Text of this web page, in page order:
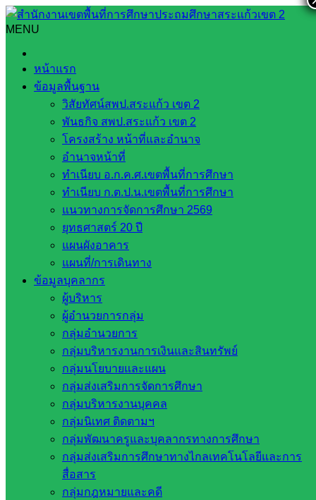
Skip
to
content
MENU
หน้าแรก
ข้อมูลพื้นฐาน
วิสัยทัศน์สพป.สระแก้ว เขต 2
พันธกิจ สพป.สระแก้ว เขต 2
โครงสร้าง หน้าที่และอำนาจ
อำนาจหน้าที่
ทำเนียบ อ.ก.ค.ศ.เขตพื้นที่การศึกษา
ทำเนียบ ก.ต.ป.น.เขตพื้นที่การศึกษา
แนวทางการจัดการศึกษา 2569
ยุทธศาสตร์ 20 ปี
แผนผังอาคาร
แผนที่/การเดินทาง
ข้อมูลบุคลากร
ผู้บริหาร
ผู้อำนวยการกลุ่ม
กลุ่มอำนวยการ
กลุ่มบริหารงานการเงินและสินทรัพย์
กลุ่มนโยบายและแผน
กลุ่มส่งเสริมการจัดการศึกษา
กลุ่มบริหารงานบุคคล
กลุ่มนิเทศ ติดตามฯ
กลุ่มพัฒนาครูและบุคลากรทางการศึกษา
กลุ่มส่งเสริมการศึกษาทางไกลเทคโนโลยีและการ
สื่อสาร
กลุ่มกฎหมายและคดี
Search
การดำเนินการตรวจสอบภายในระดับสถานศึกษา ปีงบประมาณ
2568
การดำเนินการตรวจสอบภายในระดับ
สถานศึกษา ปีงบประมาณ 2568
เมษายน 2, 2025เมษายน 2, 2025
นภษร สิงห์หัดชัย
หน่วยตรวจสอบภายใน,แจ้งข่าวจากเขตพื้นที่
วันที่ 27 มีนาคม 2568 นายสมคิด แตงพรม ผู้อำนวยการ
สำนักงานเขตพื้นที่การศึกษาประถมศึกษาสระแก้ว เขต 2 มอบ
หมายให้ นางนภษร สิงห์หัดชัย ผู้อำนวยการหน่วยตรวจสอบ
ภายใน ดำเนินการตรวจสอบภายในระดับสถานศึกษา ประจำ
ปีงบประมาณ 2568 ด้านการบริหารงบประมาณตามแผนปฏิบัติ
การสถานศึกษา โดยสอบทานระบบงานการเงิน การบัญชี พัสดุ
การดำเนินการจ่ายเงินให้แก่ผู้มีสิทธิรับเงิน การควบคุม การจ่าย
เช็คธนาคาร จัดทำทะเบียนคุมเงินนอกงบประมาณ การจัดทำ
รายงานทางการเงิน และให้คำปรึกษาการปฏิบัติงานด้านบัญชี
ของโรงเรียน บ้านหนองแสง อำเภอวัฒนานคร จังหวัดสระแก้ว